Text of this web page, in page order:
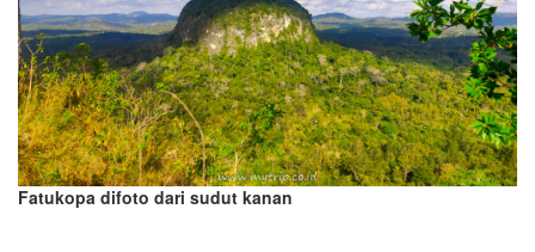
Fatukopa difoto dari sudut kanan